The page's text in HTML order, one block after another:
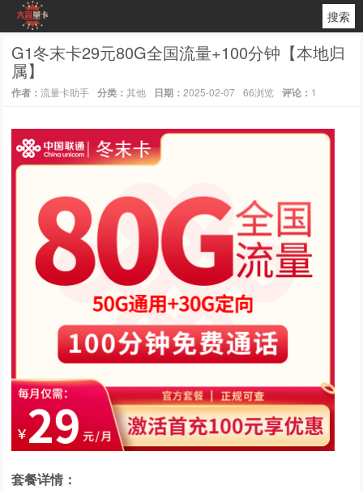
搜索
G1冬末卡29元80G全国流量+100分钟【本地归
属】
作者：流量卡助手 分类：其他 日期：2025-02-07 66浏览 评论： 1
套餐详情：